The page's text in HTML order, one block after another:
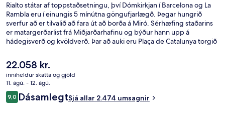
Rialto státar af toppstaðsetningu, því Dómkirkjan í Barcelona og La
Rambla eru í einungis 5 mínútna göngufjarlægð. Þegar hungrið
sverfur að er tilvalið að fara út að borða á Miró. Sérhæfing staðarins
er matargerðarlist frá Miðjarðarhafinu og býður hann upp á
hádegisverð og kvöldverð. Þar að auki eru Plaça de Catalunya torgið
ferðamenn eru ánægðir með miðlæga staðsetningu sem hentar fyrir
skoðunarferðirnar sem bjóðast í nágrenninu og líka hve stutt er í
almenningssamgöngur: Jaume I lestarstöðin er í 4 mínútna
göngufjarlægð og Liceu lestarstöðin er í 4 mínútna göngufjarlægð.
Núverandi
verð
er
22.058 kr.
22.058 kr.
inniheldur skatta og gjöld
11. ágú. - 12. ágú.
Umsagnir
9,09,0 af 10
DásamlegtSjá allar 2.474 umsagnir